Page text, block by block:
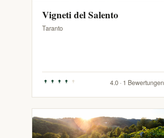
Vigneti del Salento
Taranto
4.0 · 1 Bewertungen